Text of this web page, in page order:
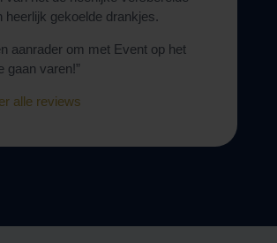
heerlijk gekoelde drankjes.
aanrader om met Event op het
gaan varen!”
alle reviews